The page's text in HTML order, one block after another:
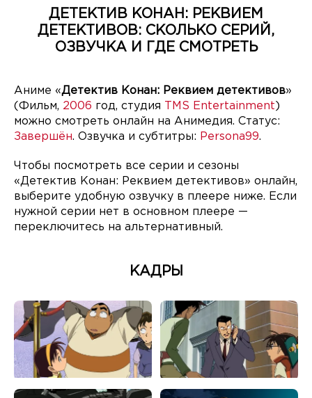
ДЕТЕКТИВ КОНАН: РЕКВИЕМ
ДЕТЕКТИВОВ: СКОЛЬКО СЕРИЙ,
ОЗВУЧКА И ГДЕ СМОТРЕТЬ
Аниме «Детектив Конан: Реквием детективов»
(Фильм, 2006 год, студия TMS Entertainment )
можно смотреть онлайн на Анимедия. Статус:
Завершён. Озвучка и субтитры: Persona99.
Чтобы посмотреть все серии и сезоны
«Детектив Конан: Реквием детективов» онлайн,
выберите удобную озвучку в плеере ниже. Если
нужной серии нет в основном плеере —
переключитесь на альтернативный.
КАДРЫ